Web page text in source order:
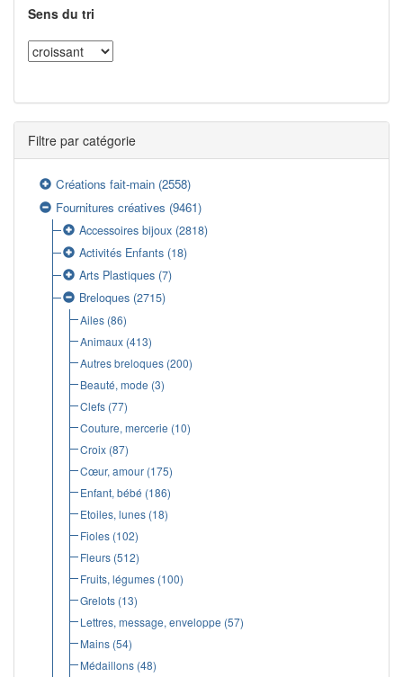
Sens du tri
Filtre par catégorie
Créations fait-main (2558)
Fournitures créatives (9461)
Accessoires bijoux (2818)
Activités Enfants (18)
Arts Plastiques (7)
Breloques (2715)
Ailes(86)
Animaux(413)
Autres breloques(200)
Beauté, mode (3)
Clefs(77)
Couture, mercerie (10)
Croix(87)
Cœur, amour(175)
Enfant, bébé (186)
Etoiles, lunes(18)
Fioles(102)
Fleurs(512)
Fruits, légumes(100)
Grelots(13)
Lettres, message, enveloppe (57)
Mains(54)
Médaillons(48)